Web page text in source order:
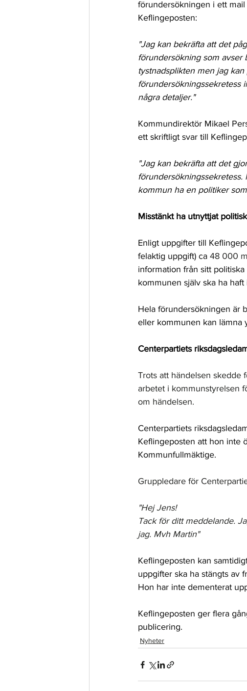
förundersökningen i ett mail
Keflingeposten:
"Jag kan bekräfta att det
förundersökning som avser
tystnadsplikten men jag
förundersökningssekretess
några detaljer."
Kommundirektör Mikael
ett skriftligt svar till
"Jag kan bekräfta att det
kommun ha en politiker
Misstänkt ha utnyttjat
Enligt uppgifter till
felaktig uppgift) ca 48 000
information från sitt
kommunen själv ska ha
Hela förundersökningen är
eller kommunen kan lämna
Centerpartiets
Trots att händelsen skedde
arbetet i kommunstyrelsen
om händelsen.
Centerpartiets
Keflingeposten att hon inte
Kommunfullmäktige.
Gruppledare för
"Hej Jens!
Tack för ditt meddelande.
jag. Mvh Martin"
Keflingeposten kan
uppgifter ska ha stängts av
Hon har inte dementerat
Keflingeposten ger flera
publicering.
Nyheter